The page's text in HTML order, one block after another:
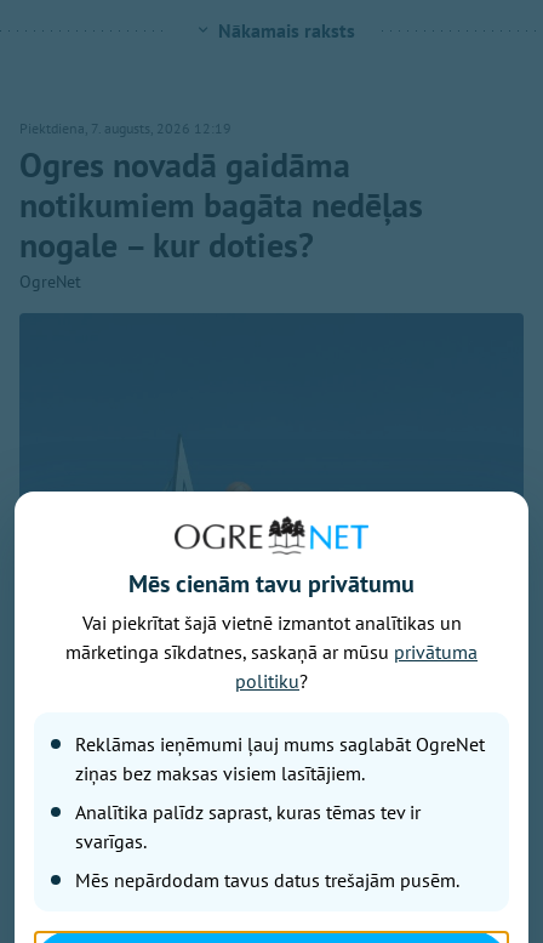
Nākamais raksts
Piektdiena, 7. augusts, 2026 12:19
Ogres novadā gaidāma
notikumiem bagāta nedēļas
nogale – kur doties?
OgreNet
sportiski pasākumi, kurus papildinās muzikāli
priekšnesumi un atrakcijas bērniem. Būs arī iespēja
piedalīsies mierīgākos notikumos, nesteidzīgi
gleznojot vai kopīgi pieminot pagātni.
7. augustā
Mēs cienām tavu privātumu
Vai piekrītat šajā vietnē izmantot analītikas un
mārketinga sīkdatnes, saskaņā ar mūsu privātuma
politiku?
Reklāmas ieņēmumi ļauj mums saglabāt OgreNet
ziņas bez maksas visiem lasītājiem.
Analītika palīdz saprast, kuras tēmas tev ir
svarīgas.
Mēs nepārdodam tavus datus trešajām pusēm.